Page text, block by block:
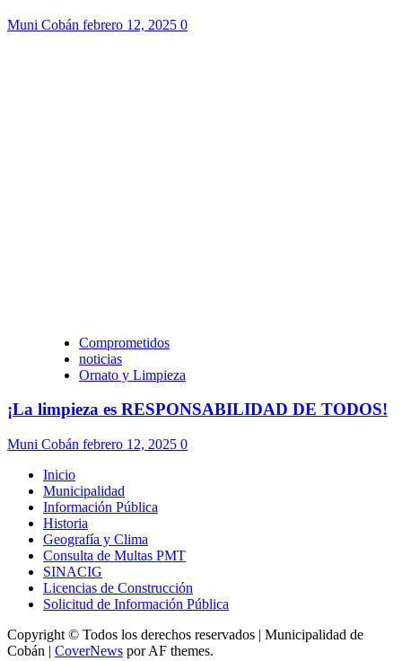
Muni Cobán febrero 12, 2025 0
Comprometidos
noticias
Ornato y Limpieza
¡La limpieza es RESPONSABILIDAD DE TODOS!
Muni Cobán febrero 12, 2025 0
Inicio
Municipalidad
Información Pública
Historia
Geografía y Clima
Consulta de Multas PMT
SINACIG
Licencias de Construcción
Solicitud de Información Pública
Copyright © Todos los derechos reservados | Municipalidad de
Cobán | CoverNews por AF themes.